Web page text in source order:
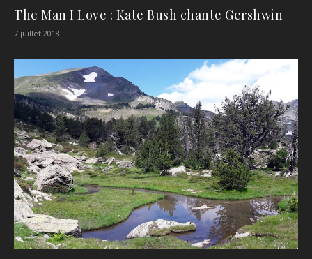
The Man I Love : Kate Bush chante Gershwin
7 juillet 2018